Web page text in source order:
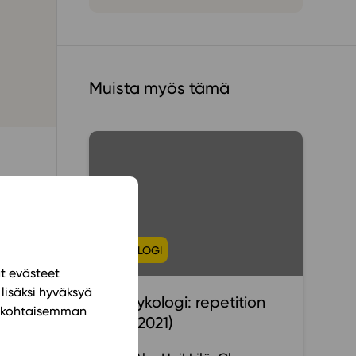
evästeet
hyväksyä
Muista myös tämä
PSYKOLOGI
PS Psykologi: repetition
(GLP 2021)